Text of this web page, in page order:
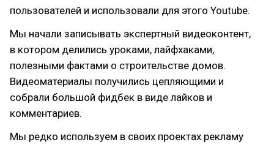
пользователей и использовали для этого Youtube.
Мы начали записывать экспертный видеоконтент,
в котором делились уроками, лайфхаками,
полезными фактами о строительстве домов.
Видеоматериалы получились цепляющими и
собрали большой фидбек в виде лайков и
комментариев.
Мы редко используем в своих проектах рекламу